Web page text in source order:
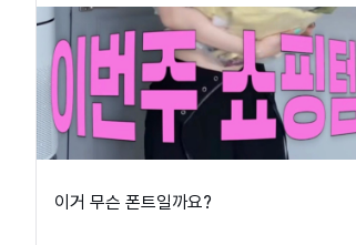
이거 무슨 폰트일까요?